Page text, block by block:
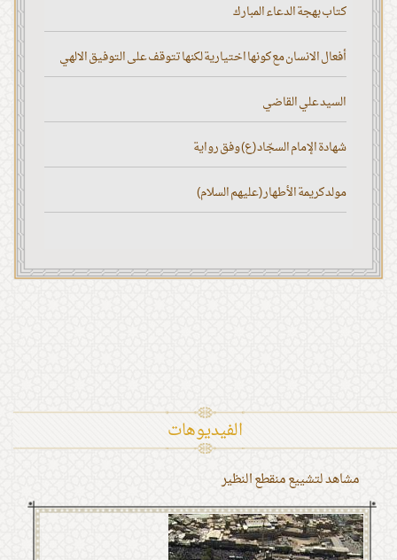
كتاب بهجة الدعاء المبارك
أفعال الانسان مع كونها اختيارية لكنها تتوقف على التوفيق الالهي
السيد علي القاضي
شهادة الإمام السجّاد (ع) وفق رواية
مولد كريمة الأطهار (عليهم السلام)
الفیدیوهات
مشاهد لتشييع منقطع النظير